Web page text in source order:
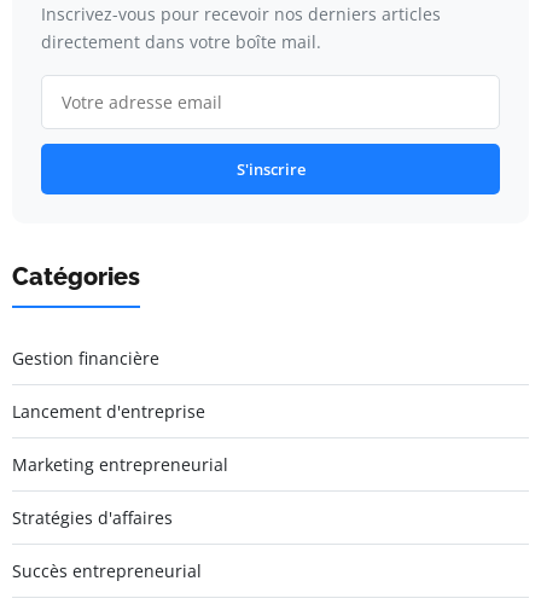
Inscrivez-vous pour recevoir nos derniers articles
directement dans votre boîte mail.
S'inscrire
Catégories
Gestion financière
Lancement d'entreprise
Marketing entrepreneurial
Stratégies d'affaires
Succès entrepreneurial